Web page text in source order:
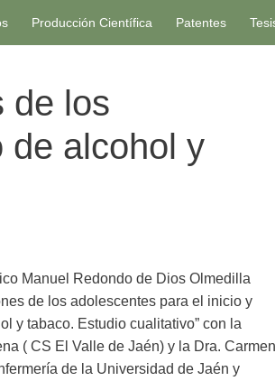
Producción Científica Patentes
de los
de alcohol y
Manuel Redondo de Dios Olmedilla
de los adolescentes para el inicio y
y tabaco. Estudio cualitativo” con la
( CS El Valle de Jaén) y la Dra. Carmen
de la Universidad de Jaén y